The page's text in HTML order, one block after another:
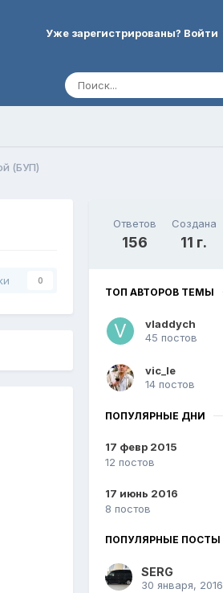
Уже зарегистрированы? Войти
(БУП)
0
Ответов
156
Создана
11 г.
ТОП АВТОРОВ ТЕМЫ
vladdych
45 постов
vic_le
14 постов
ПОПУЛЯРНЫЕ ДНИ
17 февр 2015
12 постов
17 июнь 2016
8 постов
ПОПУЛЯРНЫЕ ПОСТЫ
SERG
30 января, 2016